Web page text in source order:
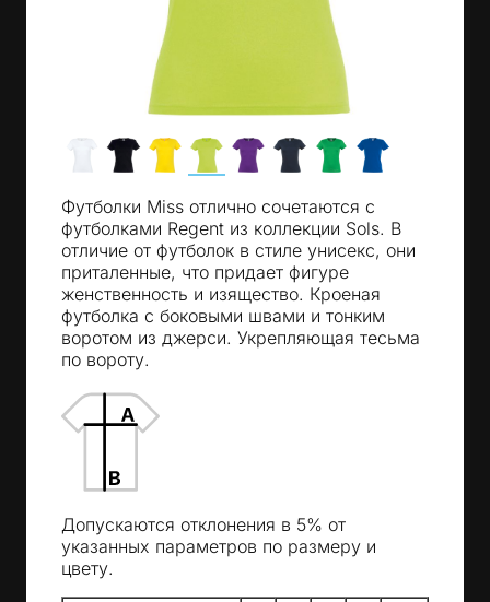
Футболки Miss отлично сочетаются с
футболками Regent из коллекции Sols. В
отличие от футболок в стиле унисекс, они
приталенные, что придает фигуре
женственность и изящество. Кроеная
футболка с боковыми швами и тонким
воротом из джерси. Укрепляющая тесьма
по вороту.
Допускаются отклонения в 5% от
указанных параметров по размеру и
цвету.